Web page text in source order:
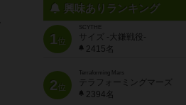
興味ありランキング
1位
SCYTHE
サイズ -大鎌戦役-
2415名
2位
Terraforming Mars
テラフォーミングマーズ
2394名